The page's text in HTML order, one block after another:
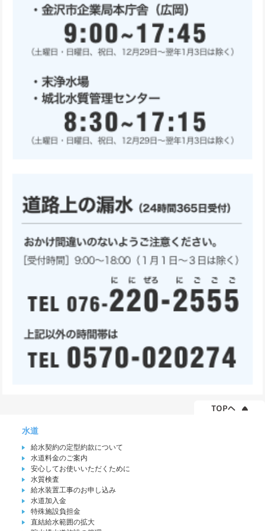
水道
給水契約の定型約款について
水道料金のご案内
安心してお使いいただくために
水質検査
給水装置工事のお申し込み
水道加入金
特殊施設負担金
直結給水範囲の拡大